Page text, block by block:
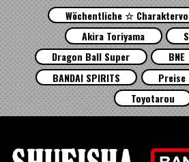
Wöchentliche ☆
Akira Toriyama
Dragon Ball Super
BNE
BANDAI SPIRITS
Preise
Toyotarou